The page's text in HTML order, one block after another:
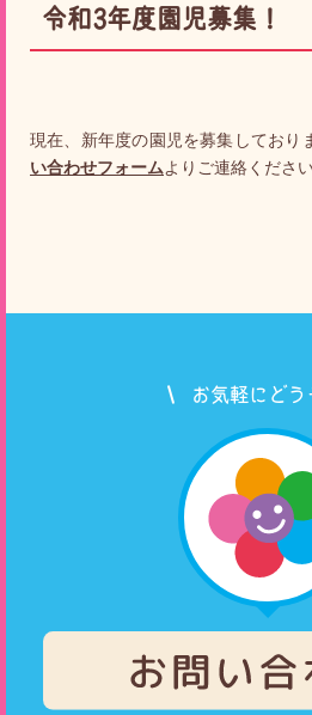
令和3年度園児募集！
現在、新年度の園児を募集しており
い合わせフォームよりご連絡ください
お気軽にどう